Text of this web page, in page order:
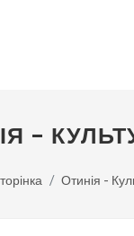
-
Отинія -